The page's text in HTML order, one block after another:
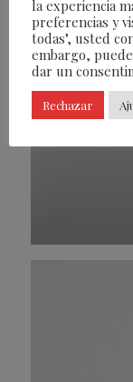
la experiencia
preferencias y
todas", usted
embargo,
dar un
Rechazar